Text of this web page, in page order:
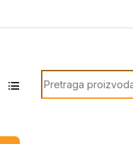
Search for: